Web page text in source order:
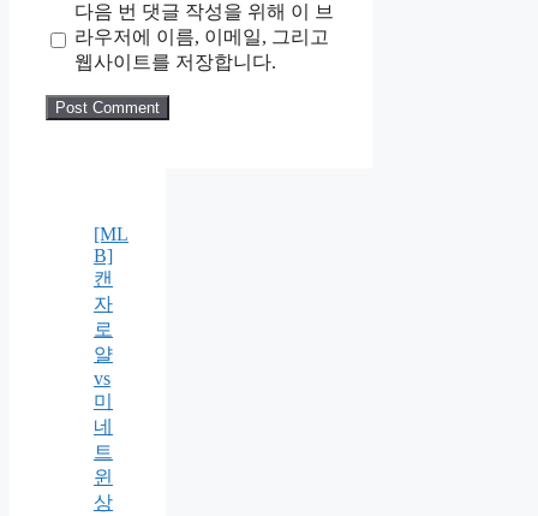
다음 번 댓글 작성을 위해 이 브
라우저에 이름, 이메일, 그리고
웹사이트를 저장합니다.
[ML
B]
캔
자
로
얄
vs
미
네
트
윈
상